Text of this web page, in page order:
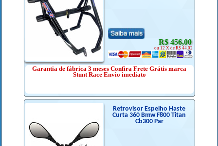
R$ 456,00
ou 12 X de R$ 44.02
Garantia de fábrica 3 meses Confira Frete Grátis marca
Stunt Race Envio imediato
Retrovisor Espelho Haste
Curta 360 Bmw F800 Titan
Cb300 Par